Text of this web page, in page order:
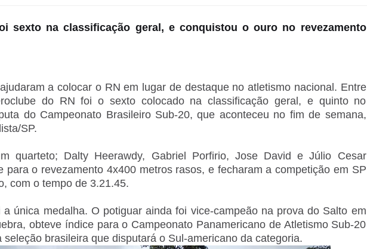
sexto na classificação geral, e conquistou o ouro no revezamento
a colocar o RN em lugar de destaque no atletismo nacional. Entre
do RN foi o sexto colocado na classificação geral, e quinto no
do Campeonato Brasileiro Sub-20, que aconteceu no fim de semana,
SP.
quarteto; Dalty Heerawdy, Gabriel Porfirio, Jose David e Júlio Cesar
para o revezamento 4x400 metros rasos, e fecharam a competição em SP
com o tempo de 3.21.45.
a única medalha. O potiguar ainda foi vice-campeão na prova do Salto em
obteve índice para o Campeonato Panamericano de Atletismo Sub-20
seleção brasileira que disputará o Sul-americano da categoria.